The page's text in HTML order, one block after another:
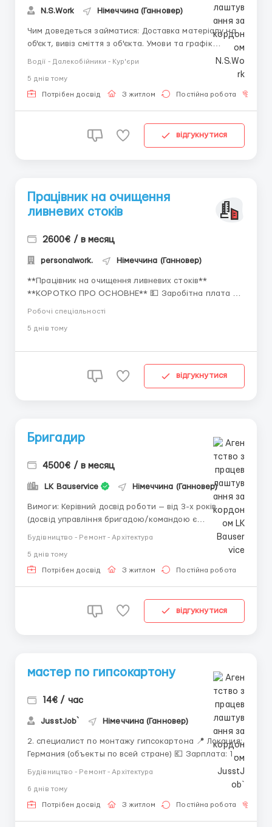
N.S.Work Німеччина (Ганновер)
Чим доведеться займатися: Доставка матеріалу на
об'єкт, вивіз сміття з об'єкта. Умови та графік
інших містах. Вимоги: Досвід не менше 3-х місяців;
Польська робоча віза, ПМЖ ЄС, паспорт Є...
Водії - Далекобійники - Кур'єри
5 днiв тому
Потрібен досвід З житлом Постійна робота
відгукнутися
Працівник на очищення
ливневих стоків
2600€ / в месяц
personalwork. Німеччина (Ганновер)
**Працівник на очищення ливневих стоків**
**КОРОТКО ПРО ОСНОВНЕ** 💵 Заробітна плата від
Чоловіки від 23 до 45 років; 📜 біо, польська віза,
Робочі спеціальності
5 днiв тому
відгукнутися
Бригадир
4500€ / в месяц
LK Bauservice Німеччина (Ганновер)
Вимоги: Керівний досвід роботи — від 3-х років
(досвід управління бригадою/командою є
технічну документацію. Високий рівень
самодисципліни, відповідальність, організаторськ...
Будівництво - Ремонт - Архітектура
5 днiв тому
Потрібен досвід З житлом Постійна робота
відгукнутися
мастер по гипсокартону
14€ / час
JusstJob` Німеччина (Ганновер)
2. специалист по монтажу гипсокартона 📍 Локация:
Германия (объекты по всей стране) 💶 Зарплата: 14
месяц: 190–200 🏠 Проживание: бесплатно.
Полностью оборудова...
Будівництво - Ремонт - Архітектура
6 днiв тому
Потрібен досвід З житлом Постійна робота